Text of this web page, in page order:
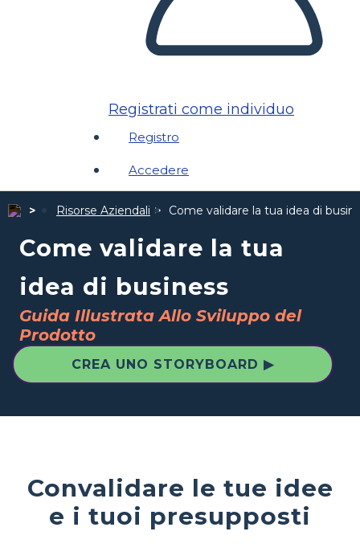
Registrati come individuo
Registro
Accedere
Risorse Aziendali Come validare la tua idea di
Come validare la tua
idea di business
Guida Illustrata Allo Sviluppo del
Prodotto
CREA UNO STORYBOARD ▶
Convalidare le tue idee
e i tuoi presupposti